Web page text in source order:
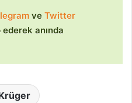
ve Twitter
ederek anında